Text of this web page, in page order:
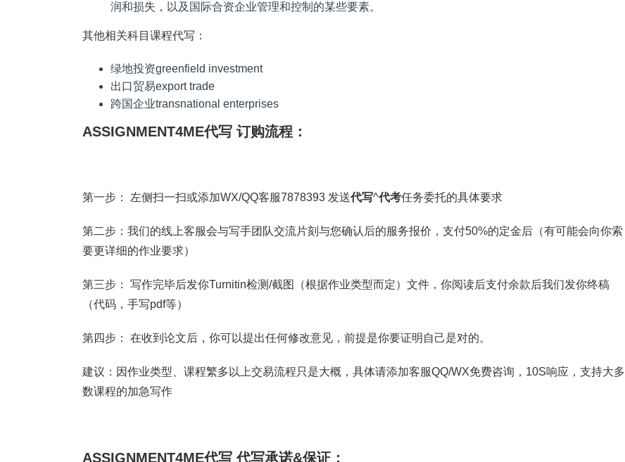
润和损失，以及国际合资企业管理和控制的某些要素。
其他相关科目课程代写：
绿地投资greenfield investment
出口贸易export trade
跨国企业transnational enterprises
ASSIGNMENT4ME代写 订购流程：
第一步： 左侧扫一扫或添加WX/QQ客服7878393 发送代写^代考任务委托的具体要求
第二步：我们的线上客服会与写手团队交流片刻与您确认后的服务报价，支付50%的定金后（有可能会向你索
要更详细的作业要求）
第三步： 写作完毕后发你Turnitin检测/截图（根据作业类型而定）文件，你阅读后支付余款后我们发你终稿
（代码，手写pdf等）
第四步： 在收到论文后，你可以提出任何修改意见，前提是你要证明自己是对的。
建议：因作业类型、课程繁多以上交易流程只是大概，具体请添加客服QQ/WX免费咨询，10S响应，支持大多
数课程的加急写作
ASSIGNMENT4ME代写代写承诺&保证：